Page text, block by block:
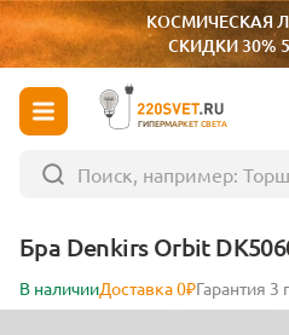
КОСМИЧЕСКАЯ
СКИДКИ 30%
ГИПЕРМАРКЕТ СВЕТА
Бра Denkirs Orbit
В наличииДоставка 0₽Гарантия 3